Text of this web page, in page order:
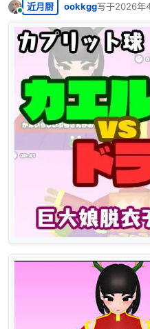
在线
近月厨 ookkgg写于2026年
最后由 编辑